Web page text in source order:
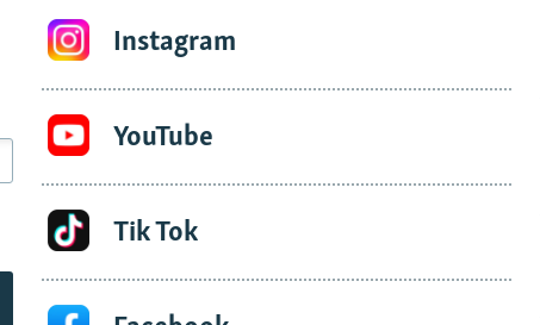
Instagram
YouTube
Tik Tok